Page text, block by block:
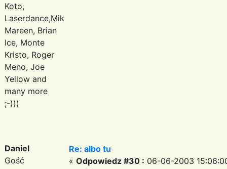
Koto,
Laserdance,Mike
Mareen, Brian
Ice, Monte
Kristo, Roger
Meno, Joe
Yellow and
many more
;-)))
Daniel
Gość
Re: albo tu
« Odpowiedz #30 : 06-06-2003